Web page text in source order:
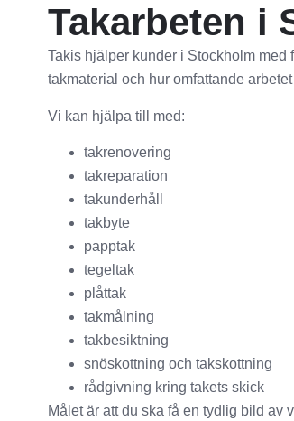
Takarbeten i
Takis hjälper kunder i Stockholm med
takmaterial och hur omfattande
Vi kan hjälpa till med:
takrenovering
takreparation
takunderhåll
takbyte
papptak
tegeltak
plåttak
takmålning
takbesiktning
snöskottning och takskottning
rådgivning kring takets skick
Målet är att du ska få en tydlig bild av